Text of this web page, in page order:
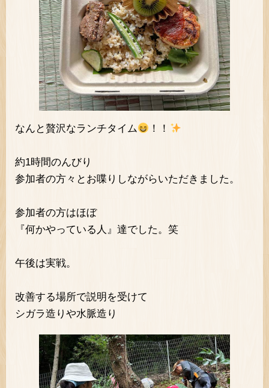
なんと贅沢なランチタイム ！！
約1時間のんびり
参加者の方々とお喋りしながらいただきました。
参加者の方はほぼ
『何かやっている人』達でした。笑
午後は実戦。
改善する場所で説明を受けて
シガラ造りや水脈造り